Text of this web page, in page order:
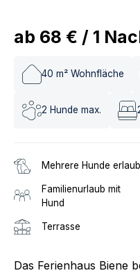
ab 68 € / 1
40 m² Wohnfläche
2 Hunde max.
Mehrere Hunde
Familienurlaub mit
Hund
Terrasse
Das Ferienhaus Biene